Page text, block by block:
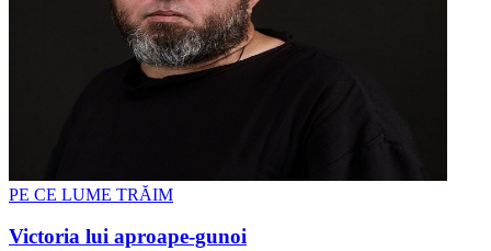
PE CE LUME TRĂIM
Victoria lui aproape-gunoi